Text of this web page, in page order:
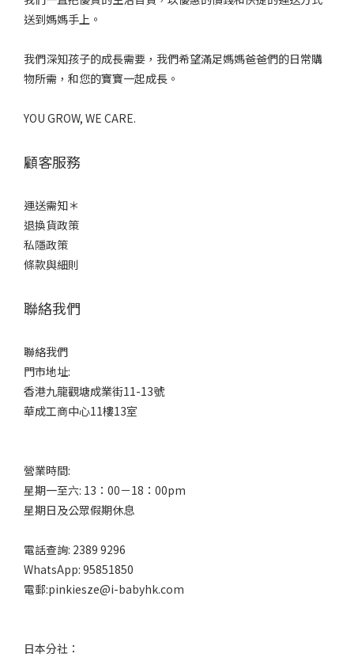
送到媽媽手上。
我們深知孩子的成長需要，我們希望滿足媽媽爸爸們的日常購
物所需，和您的寶寶一起成長。
YOU GROW, WE CARE.
顧客服務
運送需知＊
退換貨政策
私隱政策
條款與細則
聯絡我們
聯絡我們
門市地址:
香港九龍觀塘成業街11-13號
華成工商中心11樓13室
營業時間:
星期一至六: 13：00－18：00pm
星期日及公眾假期休息
電話查詢: 2389 9296
WhatsApp: 95851850
電郵:pinkiesze@i-babyhk.com
日本分社：